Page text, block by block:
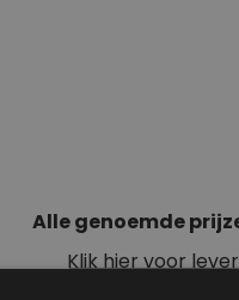
Alle genoemde
Klik hier voor